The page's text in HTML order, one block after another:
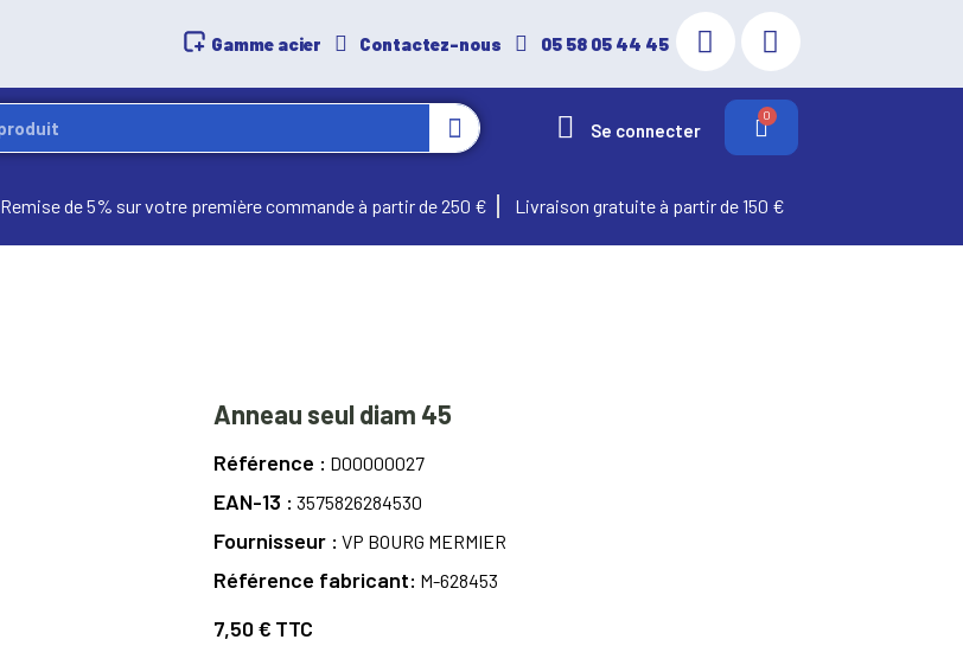
Gamme acier Contactez-nous 05 58 05 44 45
Se connecter
Remise de 5% sur votre première commande à partir de 250 € Livraison gratuite à partir de 150 €
Anneau seul diam 45
Référence D00000027
EAN-13 3575826284530
Fournisseur VP BOURG MERMIER
Référence fabricant M-628453
7,50 € TTC